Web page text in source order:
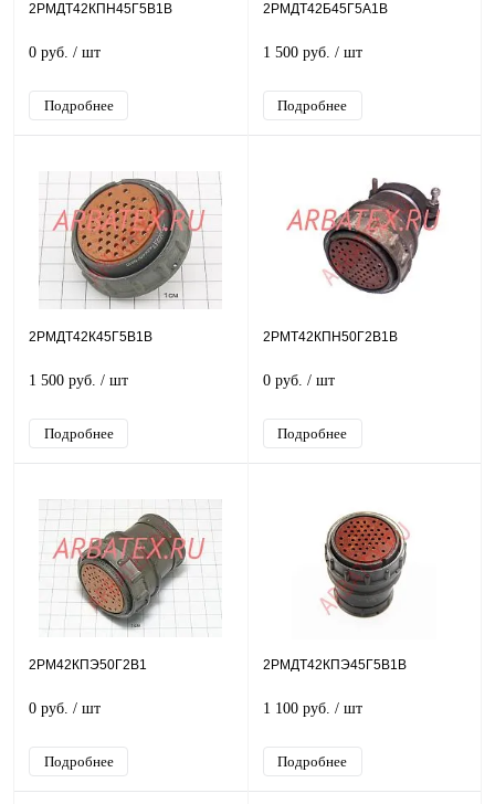
2РМДТ42КПН45Г5В1В
0 руб. / шт
Подробнее
2РМДТ42Б45Г5А1В
1 500 руб. / шт
Подробнее
2РМДТ42К45Г5В1В
1 500 руб. / шт
Подробнее
2РМТ42КПН50Г2В1В
0 руб. / шт
Подробнее
2РМ42КПЭ50Г2В1
0 руб. / шт
Подробнее
2РМДТ42КПЭ45Г5В1В
1 100 руб. / шт
Подробнее